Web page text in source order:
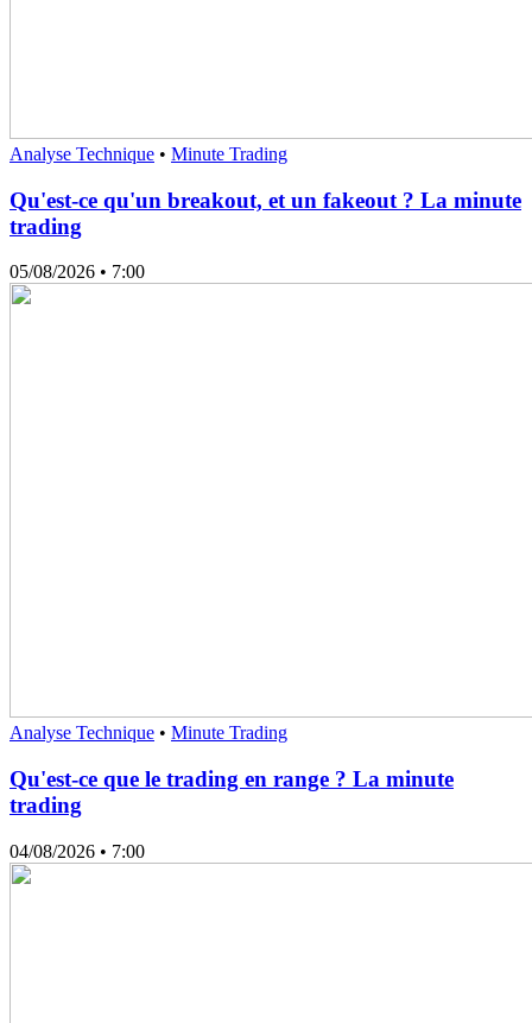
Analyse Technique • Minute Trading
Qu'est-ce qu'un breakout, et un fakeout ? La minute
trading
05/08/2026 • 7:00
Analyse Technique • Minute Trading
Qu'est-ce que le trading en range ? La minute
trading
04/08/2026 • 7:00